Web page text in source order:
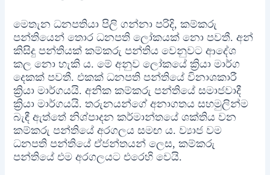
මෙතැන ධනපතියා පිලි ගන්නා පරිදි, කම්කරු
පන්තියෙන් තොර ධනපති ලෝකයක් නො පවතී. අන්
කිසිදු පන්තියක් කම්කරු පන්තිය වෙනුවට ආදේශ
කල නො හැකි ය. මේ අනුව ලෝකයේ ක්‍රියා මාර්ග
දෙකක් පවතී. එකක් ධනපති පන්තියේ විනාශකාරී
ක්‍රියා මාර්ගයයි. අනික කම්කරු පන්තියේ සමාජවාදී
ක්‍රියා මාර්ගයයි. තරුනයන්ගේ අනාගතය සහමුලින්ම
බැඳී ඇත්තේ නිශ්පාදන කර්මාන්තයේ ශක්තිය වන
කම්කරු පන්තියේ අරගලය සමඟ ය‍. ව්‍යාජ වම
ධනපති පන්තියේ ඒජන්තයන් ලෙස, කම්කරු
පන්තියේ එම අරගලයට එරෙහි වෙයි.